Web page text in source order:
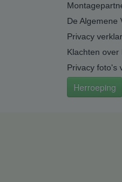
De Algemene
Privacy
Klachten over
Privacy foto's
Herroeping